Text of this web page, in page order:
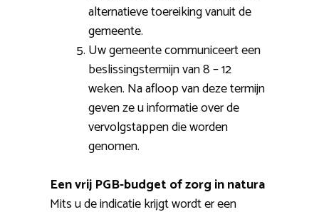
alternatieve toereiking vanuit de
gemeente.
Uw gemeente communiceert een
beslissingstermijn van 8 – 12
weken. Na afloop van deze termijn
geven ze u informatie over de
vervolgstappen die worden
genomen.
Een vrij PGB-budget of zorg in natura
Mits u de indicatie krijgt wordt er een